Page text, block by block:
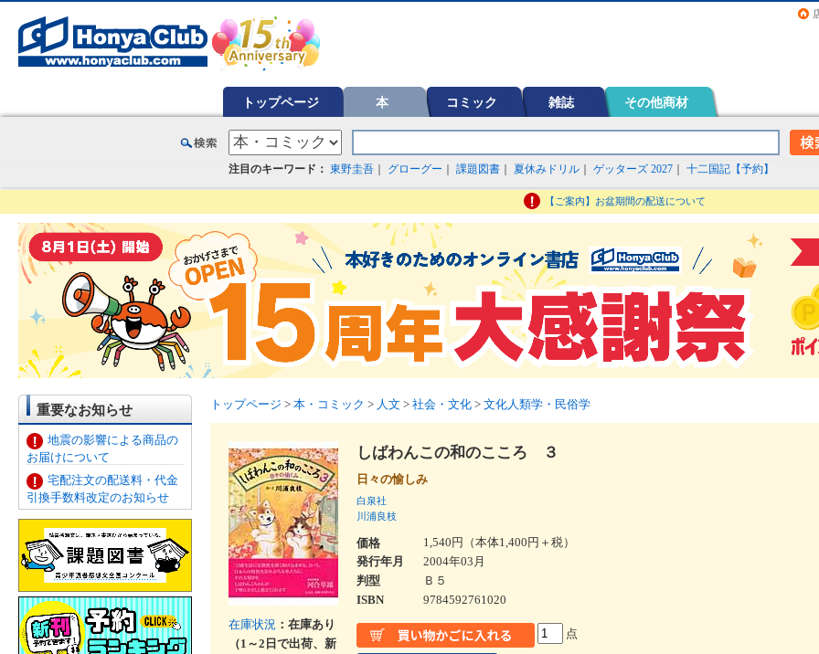
トップページ 本 コミック 雑誌 その他商材
注目のキーワード： 東野圭吾 グローグー 課題図書 夏休みドリル ゲッターズ 2027 十二国記【予約】
【ご案内】お盆期間の配送について
重要なお知らせ
地震の影響による商品の
お届けについて
宅配注文の配送料・代金
引換手数料改定のお知らせ
トップページ > 本・コミック > 人文 > 社会・文化 > 文化人類学・民俗学
在庫状況 ：在庫あり
（1～2日で出荷、新
しばわんこの和のこころ ３
日々の愉しみ
白泉社
川浦良枝
価格
1,540円（本体1,400円＋税）
発行年月
2004年03月
判型
Ｂ５
ISBN
9784592761020
点